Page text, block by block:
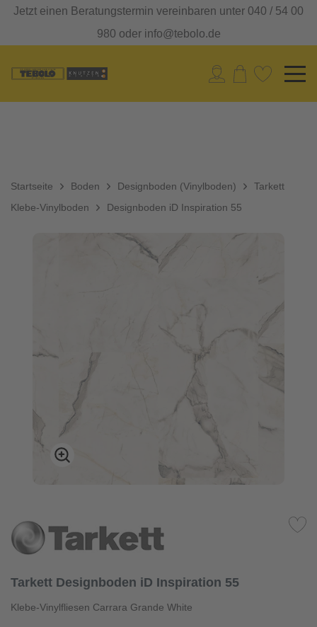
Jetzt einen Beratungstermin vereinbaren unter 040 / 54 00
980 oder info@tebolo.de
Startseite Boden
Designboden (Vinylboden)
Klebe-Vinylboden
Tarkett
Designboden iD Inspiration 55
Tarkett Designboden iD Inspiration 55
Klebe-Vinylfliesen Carrara Grande White